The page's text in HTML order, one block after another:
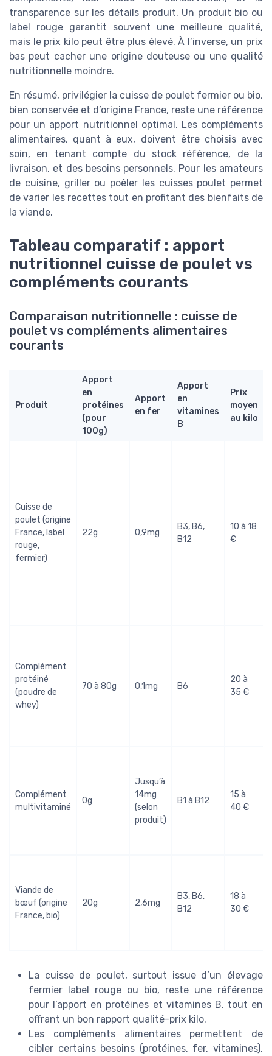
transparence sur les détails produit. Un produit bio ou
label rouge garantit souvent une meilleure qualité,
mais le prix kilo peut être plus élevé. À l’inverse, un prix
bas peut cacher une origine douteuse ou une qualité
nutritionnelle moindre.
En résumé, privilégier la cuisse de poulet fermier ou bio,
bien conservée et d’origine France, reste une référence
pour un apport nutritionnel optimal. Les compléments
alimentaires, quant à eux, doivent être choisis avec
soin, en tenant compte du stock référence, de la
livraison, et des besoins personnels. Pour les amateurs
de cuisine, griller ou poêler les cuisses poulet permet
de varier les recettes tout en profitant des bienfaits de
la viande.
Tableau comparatif : apport
nutritionnel cuisse de poulet vs
compléments courants
Comparaison nutritionnelle : cuisse de
poulet vs compléments alimentaires
courants
Produit
Apport
en
protéines
(pour
100g)
Apport
en fer
Apport
en
vitamines
B
Prix
moyen
au kilo
Cuisse de
poulet (origine
France, label
rouge,
fermier)
22g 0,9mg
B3, B6,
B12
10 à 18
€
Complément
protéiné
(poudre de
whey)
70 à 80g 0,1mg B6
20 à
35 €
Complément
multivitaminé
0g
Jusqu’à
14mg
(selon
produit)
B1 à B12
15 à
40 €
Viande de
bœuf (origine
France, bio)
20g 2,6mg
B3, B6,
B12
18 à
30 €
La cuisse de poulet, surtout issue d’un élevage
fermier label rouge ou bio, reste une référence
pour l’apport en protéines et vitamines B, tout en
offrant un bon rapport qualité-prix kilo.
Les compléments alimentaires permettent de
cibler certains besoins (protéines, fer, vitamines),